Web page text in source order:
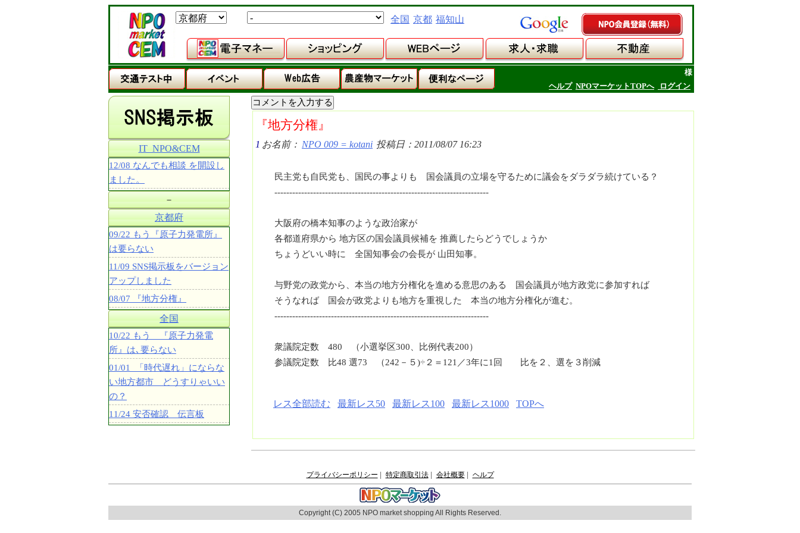
全国 京都 福知山
様
ヘルプ NPOマーケットTOPへ ログイン
『地方分権』
1 お名前： NPO 009 = kotani 投稿日：2011/08/07 16:23
民主党も自民党も、国民の事よりも 国会議員の立場を守るために議会をダラダラ続けている？
------------------------------------------------------------------------
大阪府の橋本知事のような政治家が
各都道府県から 地方区の国会議員候補を 推薦したらどうでしょうか
ちょうどいい時に 全国知事会の会長が 山田知事。
与野党の政党から、本当の地方分権化を進める意思のある 国会議員が地方政党に参加すれば
そうなれば 国会が政党よりも地方を重視した 本当の地方分権化が進む。
------------------------------------------------------------------------
衆議院定数 480 （小選挙区300、比例代表200）
参議院定数 比48 選73 （242－５)÷２＝121／3年に1回 比を２、選を３削減
レス全部読む 最新レス50 最新レス100 最新レス1000 TOPへ
IT_NPO&CEM
12/08 なんでも相談 を開設し
ました。
－
京都府
09/22 もう『原子力発電所』
は要らない
11/09 SNS掲示板をバージョン
アップしました
08/07 『地方分権』
全国
10/22 もう 『原子力発電
所』は､要らない
01/01 「時代遅れ」にならな
い地方都市 どうすりゃいい
の？
11/24 安否確認 伝言板
プライバシーポリシー 特定商取引法| 会社概要| ヘルプ
Copyright (C) 2005 NPO market shopping All Rights Reserved.